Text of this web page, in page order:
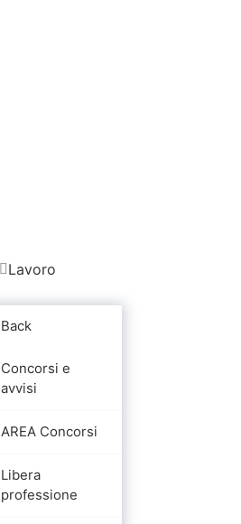
Lavoro
Back
Concorsi e
avvisi
AREA Concorsi
Libera
professione